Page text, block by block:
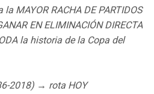
MAYOR RACHA DE PARTIDOS
EN ELIMINACIÓN DIRECTA
la historia de la Copa del
2018) → rota HOY